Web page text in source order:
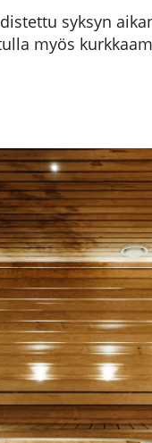
syksyn
myös